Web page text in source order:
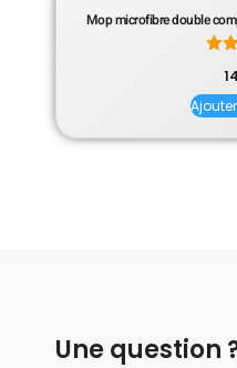
Mop microfibre double
Une question